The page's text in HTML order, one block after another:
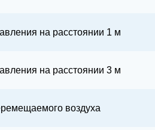
на расстоянии 1 м
на расстоянии 3 м
воздуха